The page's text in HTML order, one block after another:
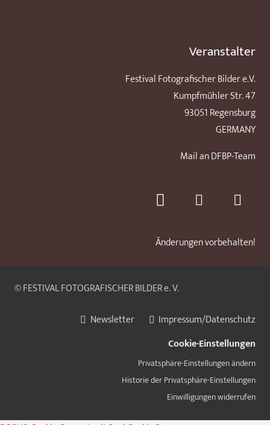
Veranstalter
Festival Fotografischer Bilder e.V.
Kumpfmühler Str. 47
93051 Regensburg
GERMANY
Mail an DFBP-Team
Änderungen vorbehalten!
© FESTIVAL FOTOGRAFISCHER BILDER e. V.
Newsletter
Impressum/Datenschutz
Cookie-Einstellungen
Privatsphäre-Einstellungen ändern
Historie der Privatsphäre-Einstellungen
Einwilligungen widerrufen